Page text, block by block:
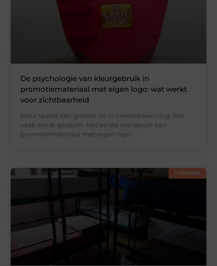
De psychologie van kleurgebruik in
promotiemateriaal met eigen logo: wat werkt
voor zichtbaarheid
Kleur speelt een grotere rol in merkherkenning dan
vaak wordt gedacht. Het eerste wat opvalt aan
promotiemateriaal met eigen logo
TOERISME